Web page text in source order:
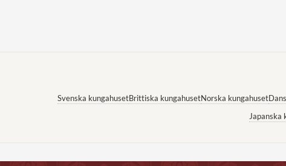
Svenska kungahusetBrittiska kungahusetNorska kungahuset
Japanska